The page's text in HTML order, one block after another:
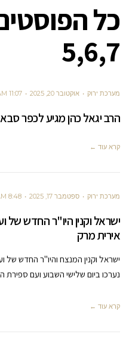
כל
5,6,7
מערכת ירוק אוקטובר 20, 2025 11:07 AM
הרב יגאל כהן מגיע לכפר סבא
קרא עוד ←
מערכת ירוק ספטמבר 17, 2025 8:48 AM
ישראל וקנין היו"ר החדש של
אירית מרק
ישראל וקנין המנצח והיו"ר החדש של
נערכו ביום שלישי השבוע ועם ספירת
קרא עוד ←